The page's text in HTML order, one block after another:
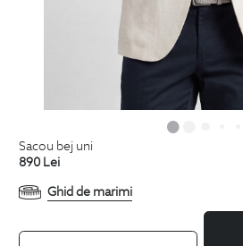
sacou bej uni
890 Lei
Ghid de marimi